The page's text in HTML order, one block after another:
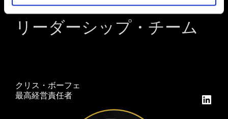
リーダーシップ・チーム
クリス・ボーフェ
最高経営責任者